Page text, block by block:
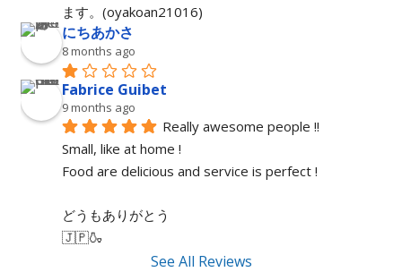
ます。(oyakoan21016)
にちあかさ
8 months ago
Fabrice Guibet
9 months ago
Really awesome people !!
Small, like at home !
Food are delicious and service is perfect !
どうもありがとう
🇯🇵🍶
See All Reviews